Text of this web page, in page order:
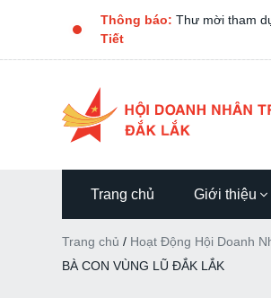
Thông báo: THƯ MỜI
Trang chủ Giới thiệu
Trang chủ / Hoạt Động Hội Doanh
BÀ CON VÙNG LŨ ĐẮK LẮK